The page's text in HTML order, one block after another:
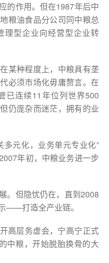
的作用。但在1987年后中
粮油食品分公司同中粮总
理型企业向经营型企业转
某种程度上，中粮具有垄
必须市场化毋庸赘言。在
已连续11年位列世界500
仍庞杂而迷茫，拥有的业
多元化，业务单元专业化”
年初，中粮业务进一步
。但隐忧仍在，直到2008
——打造全产业链。
高层务虚会，宁高宁正式
中粮，开始脱胎换骨的大